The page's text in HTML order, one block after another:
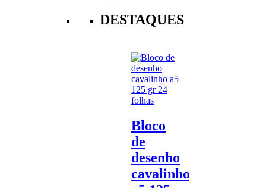
DESTAQUES
Bloco
de
desenho
cavalinho